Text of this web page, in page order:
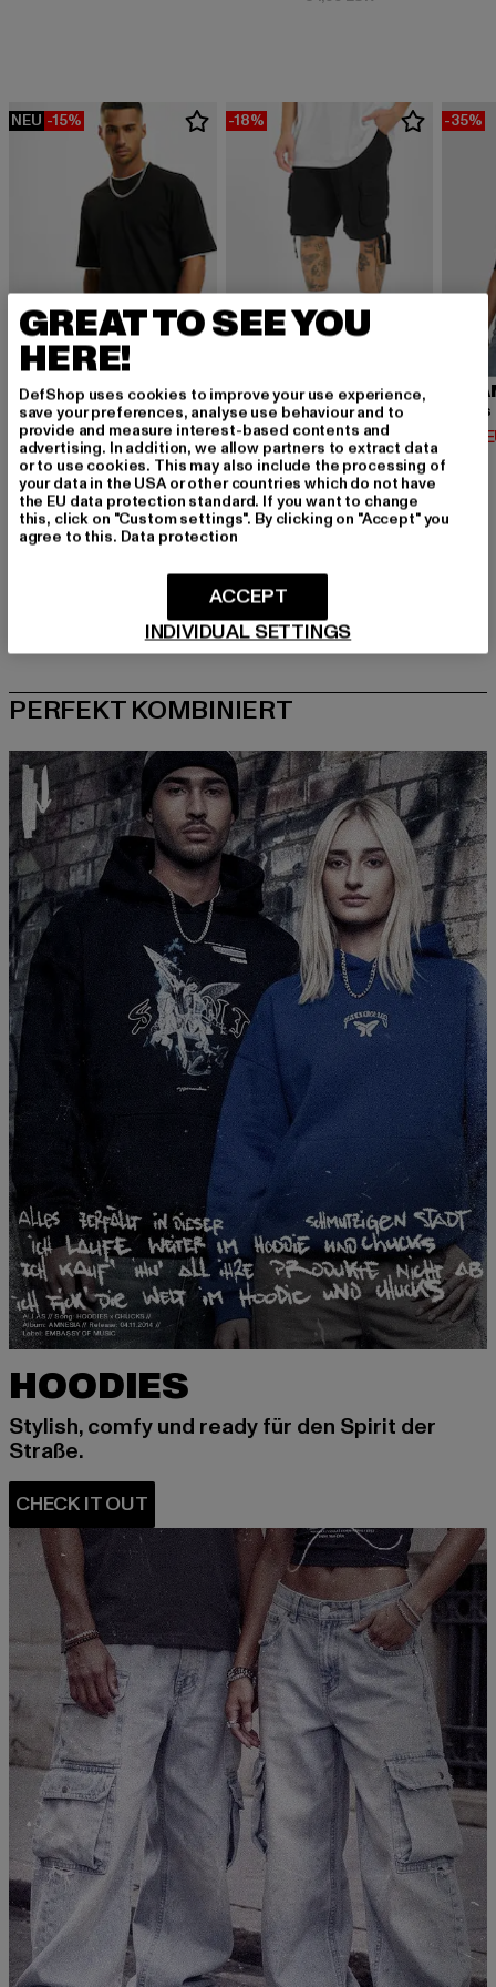
NEU -15%
URBAN CLASSICS
Contrast Tall Tee
12,74 EUR
Derzeitiger Preis: 12,74 EUR
14,99 EURAktionspreis: 14,99 EUR
-18%
BRANDIT
Urban Legend
32,79 EUR
Derzeitiger Preis: 32,79 EUR
39,99 EURAktionspreis:
-35%
14,94
PERFEKT KOMBINIERT
HOODIES
Stylish, comfy und ready für den Spirit der
Straße.
GREAT TO SEE YOU
HERE!
DefShop uses cookies to improve your use experience,
save your preferences, analyse use behaviour and to
provide and measure interest-based contents and
advertising. In addition, we allow partners to extract data
or to use cookies. This may also include the processing of
your data in the USA or other countries which do not have
the EU data protection standard. If you want to change
this, click on "Custom settings". By clicking on "Accept" you
agree to this. Data protection
INDIVIDUAL SETTINGS
ACCEPT